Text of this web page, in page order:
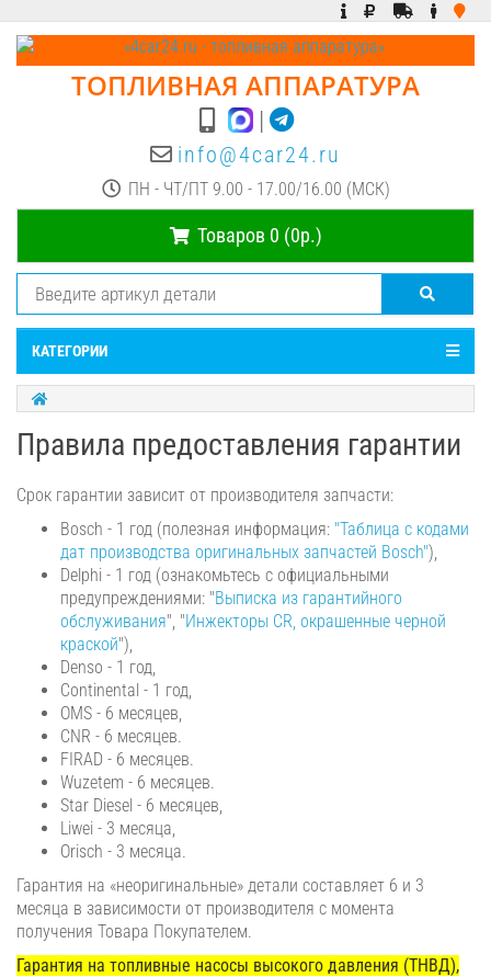
ТОПЛИВНАЯ АППАРАТУРА
|
info@4car24.ru
ПН - ЧТ/ПТ 9.00 - 17.00/16.00 (МСК)
Товаров 0 (0р.)
КАТЕГОРИИ
Правила предоставления гарантии
Срок гарантии зависит от производителя запчасти:
Bosch - 1 год (полезная информация: "Таблица с кодами
дат производства оригинальных запчастей Bosch"),
Delphi - 1 год (ознакомьтесь с официальными
предупреждениями: "Выписка из гарантийного
обслуживания", "Инжекторы CR, окрашенные черной
краской"),
Denso - 1 год,
Continental - 1 год,
OMS - 6 месяцев,
CNR - 6 месяцев.
FIRAD - 6 месяцев.
Wuzetem - 6 месяцев.
Star Diesel - 6 месяцев,
Liwei - 3 месяца,
Orisch - 3 месяца.
Гарантия на «неоригинальные» детали составляет 6 и 3
месяца в зависимости от производителя с момента
получения Товара Покупателем.
Гарантия на топливные насосы высокого давления (ТНВД),